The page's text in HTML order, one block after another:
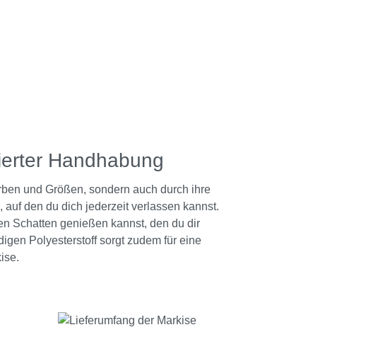
Handhabung
und Größen, sondern auch durch ihre
den du dich jederzeit verlassen kannst.
Schatten genießen kannst, den du dir
Polyesterstoff sorgt zudem für eine